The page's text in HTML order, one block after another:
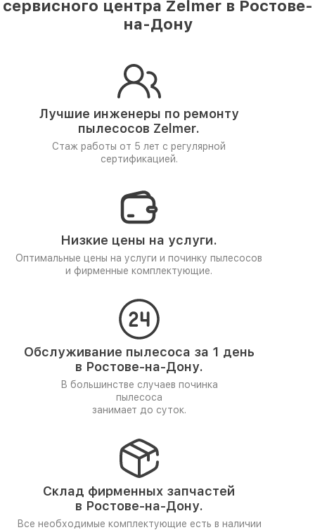
сервисного центра Zelmer в Ростове-
на-Дону
Лучшие инженеры по ремонту
пылесосов Zelmer.
Стаж работы от 5 лет с регулярной
сертификацией.
Низкие цены на услуги.
Оптимальные цены на услуги и починку пылесосов
и фирменные комплектующие.
Обслуживание пылесоса за 1 день
в Ростове-на-Дону.
В большинстве случаев починка
пылесоса
занимает до суток.
Склад фирменных запчастей
в Ростове-на-Дону.
Все необходимые комплектующие есть в наличии